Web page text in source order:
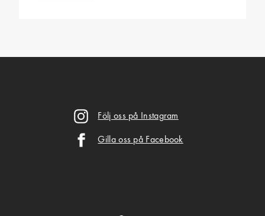
Följ oss på Instagram
Gilla oss på Facebook